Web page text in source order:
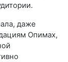
даже
Опимах,